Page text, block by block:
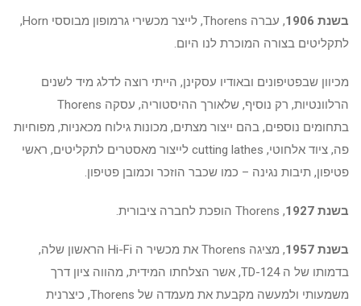
בשנת 1906
, עברה Thorens, לייצר מכשירי גרמופון מבוססי Horn,
לתקליטים בצורה המוכרת לנו היום.
מכיוון שבפטיפונים ובאודיו עסקינן, הייתי רוצה לדלג מיד לשנים
הרלוונטיות, רק נוסיף, שלאורך ההיסטוריה, עסקה Thorens
בתחומים נוספים, בהם ייצור מצתים, מכונות גילוח מכאניות, מפוחיות
פה, ציוד אלחוטי, cutting lathes לייצור מאסטרים לתקליטים, ראשי
פטיפון, תיבות נגינה – כמו שכבר הוזכר וכמובן פטיפון.
בשנת 1927 , Thorens הופכת לחברה ציבורית.
בשנת 1957
, מציגה Thorens את מכשיר ה Hi-Fi הראשון שלה,
בדמותו של ה TD-124, אשר הצלחתו המידית, מהווה ציון דרך
משמעותי ולמעשה מקבעת את מעמדה של Thorens, כיצרנית